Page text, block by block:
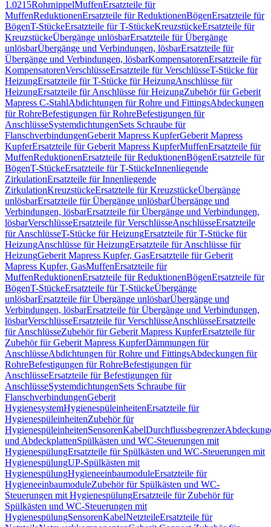
1.0215RohrnippelMuffenErsatzteile für
MuffenReduktionenErsatzteile für ReduktionenBögenErsatzteile für
BögenT-StückeErsatzteile für T-StückeKreuzstückeErsatzteile für
KreuzstückeÜbergänge unlösbarErsatzteile für Übergänge
unlösbarÜbergänge und Verbindungen, lösbarErsatzteile für
Übergänge und Verbindungen, lösbarKompensatorenErsatzteile für
KompensatorenVerschlüsseErsatzteile für VerschlüsseT-Stücke für
HeizungErsatzteile für T-Stücke für HeizungAnschlüsse für
HeizungErsatzteile für Anschlüsse für HeizungZubehör für Geberit
Mapress C-StahlAbdichtungen für Rohre und FittingsAbdeckungen
für RohreBefestigungen für RohreBefestigungen für
AnschlüsseSystemdichtungenSets Schraube für
FlanschverbindungenGeberit Mapress KupferGeberit Mapress
KupferErsatzteile für Geberit Mapress KupferMuffenErsatzteile für
MuffenReduktionenErsatzteile für ReduktionenBögenErsatzteile für
BögenT-StückeErsatzteile für T-StückeInnenliegende
ZirkulationErsatzteile für Innenliegende
ZirkulationKreuzstückeErsatzteile für KreuzstückeÜbergänge
unlösbarErsatzteile für Übergänge unlösbarÜbergänge und
Verbindungen, lösbarErsatzteile für Übergänge und Verbindungen,
lösbarVerschlüsseErsatzteile für VerschlüsseAnschlüsseErsatzteile
für AnschlüsseT-Stücke für HeizungErsatzteile für T-Stücke für
HeizungAnschlüsse für HeizungErsatzteile für Anschlüsse für
HeizungGeberit Mapress Kupfer, GasErsatzteile für Geberit
Mapress Kupfer, GasMuffenErsatzteile für
MuffenReduktionenErsatzteile für ReduktionenBögenErsatzteile für
BögenT-StückeErsatzteile für T-StückeÜbergänge
unlösbarErsatzteile für Übergänge unlösbarÜbergänge und
Verbindungen, lösbarErsatzteile für Übergänge und Verbindungen,
lösbarVerschlüsseErsatzteile für VerschlüsseAnschlüsseErsatzteile
für AnschlüsseZubehör für Geberit Mapress KupferErsatzteile für
Zubehör für Geberit Mapress KupferDämmungen für
AnschlüsseAbdichtungen für Rohre und FittingsAbdeckungen für
RohreBefestigungen für RohreBefestigungen für
AnschlüsseErsatzteile für Befestigungen für
AnschlüsseSystemdichtungenSets Schraube für
FlanschverbindungenGeberit
HygienesystemHygienespüleinheitenErsatzteile für
HygienespüleinheitenZubehör für
HygienespüleinheitenSensorenKabelDurchflussbegrenzer
und AbdeckplattenSpülkästen und WC-Steuerungen mit
HygienespülungErsatzteile für Spülkästen und WC-Steuerungen mit
HygienespülungUP-Spülkästen mit
HygienespülungHygieneeinbaumoduleErsatzteile für
HygieneeinbaumoduleZubehör für Spülkästen und WC-
Steuerungen mit HygienespülungErsatzteile für Zubehör für
Spülkästen und WC-Steuerungen mit
HygienespülungSensorenKabelNetzteileErsatzteile für